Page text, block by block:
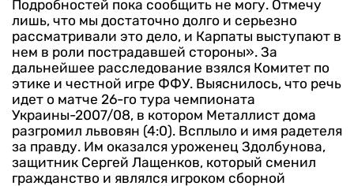
Подробностей пока сообщить не могу. Отмечу
лишь, что мы достаточно долго и серьезно
рассматривали это дело, и Карпаты выступают в
нем в роли пострадавшей стороны». За
дальнейшее расследование взялся Комитет по
этике и честной игре ФФУ. Выяснилось, что речь
идет о матче 26-го тура чемпионата
Украины-2007/08, в котором Металлист дома
разгромил львовян (4:0). Всплыло и имя радетеля
за правду. Им оказался уроженец Здолбунова,
защитник Сергей Лащенков, который сменил
гражданство и являлся игроком сборной